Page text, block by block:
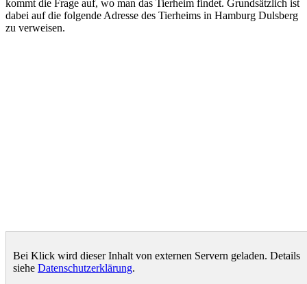
kommt die Frage auf, wo man das Tierheim findet. Grundsätzlich ist
dabei auf die folgende Adresse des Tierheims in Hamburg Dulsberg
zu verweisen.
Bei Klick wird dieser Inhalt von externen Servern geladen. Details
siehe Datenschutzerklärung.